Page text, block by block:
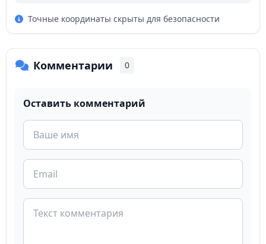
Точные координаты скрыты для безопасности
Комментарии 0
Оставить комментарий